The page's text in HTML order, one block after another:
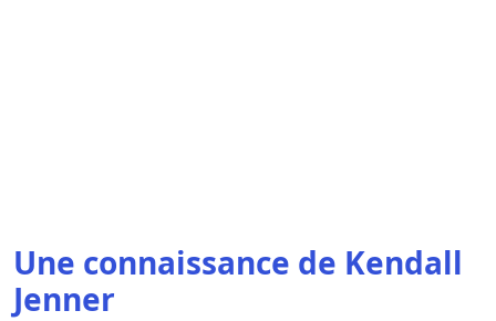
Une connaissance de Kendall
Jenner